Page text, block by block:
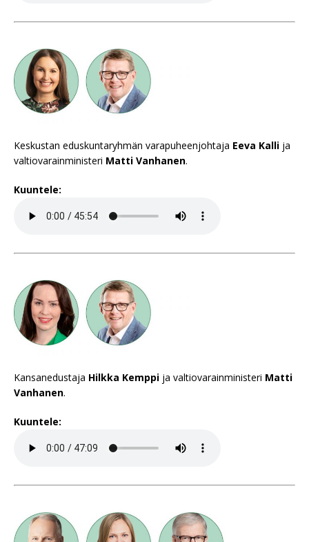
Keskustan eduskuntaryhmän varapuheenjohtaja Eeva Kalli ja
valtiovarainministeri Matti Vanhanen.
Kuuntele:
Kansanedustaja Hilkka Kemppi ja valtiovarainministeri Matti
Vanhanen.
Kuuntele: